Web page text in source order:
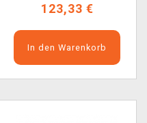
123,33 €
In den Warenkorb